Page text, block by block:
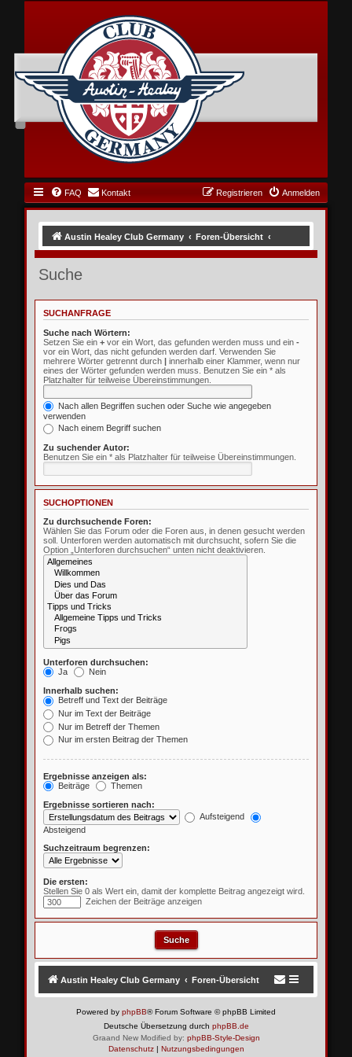
FAQ Kontakt Anmelden
Registrieren
Austin Healey Club Germany Foren-Übersicht
Suche
SUCHANFRAGE
Suche nach Wörtern:
Setzen Sie ein+ vor ein Wort, das gefunden werden muss und ein-
vor ein Wort, das nicht gefunden werden darf. Verwenden Sie
mehrere Wörter getrennt durch| innerhalb einer Klammer, wenn nur
eines der Wörter gefunden werden muss. Benutzen Sie ein * als
Platzhalter für teilweise Übereinstimmungen.
Nach allen Begriffen suchen oder Suche wie angegeben
verwenden
Nach einem Begriff suchen
Zu suchender Autor:
Benutzen Sie ein * als Platzhalter für teilweise Übereinstimmungen.
SUCHOPTIONEN
Zu durchsuchende Foren:
Wählen Sie das Forum oder die Foren aus, in denen gesucht werden
soll. Unterforen werden automatisch mit durchsucht, sofern Sie die
Option „Unterforen durchsuchen“ unten nicht deaktivieren.
Unterforen durchsuchen:
Ja
Nein
Innerhalb suchen:
Betreff und Text der Beiträge
Nur im Text der Beiträge
Nur im Betreff der Themen
Nur im ersten Beitrag der Themen
Ergebnisse anzeigen als:
Beiträge
Themen
Ergebnisse sortieren nach:
Aufsteigend
Absteigend
Suchzeitraum begrenzen:
Die ersten:
Stellen Sie 0 als Wert ein, damit der komplette Beitrag angezeigt wird.
Zeichen der Beiträge anzeigen
Austin Healey Club Germany Foren-Übersicht
Powered by phpBB® Forum Software © phpBB Limited
Deutsche Übersetzung durch phpBB.de
Graand New Modified by: phpBB-Style-Design
Datenschutz| Nutzungsbedingungen